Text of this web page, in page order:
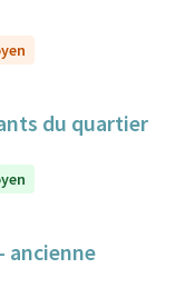
du quartier
ancienne